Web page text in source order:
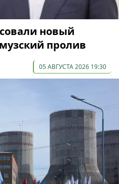
новый
пролив
05 АВГУСТА 2026 19:30